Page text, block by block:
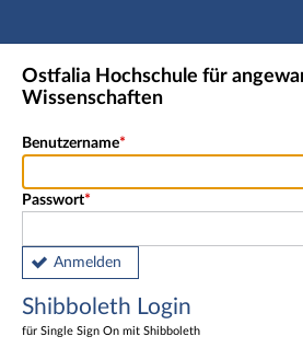
Hauptnavigation
Shibboleth Login
Ostfalia Hochschule für
Wissenschaften
Benutzername
Passwort
Anmelden
Shibboleth Login
für Single Sign On mit Shibboleth